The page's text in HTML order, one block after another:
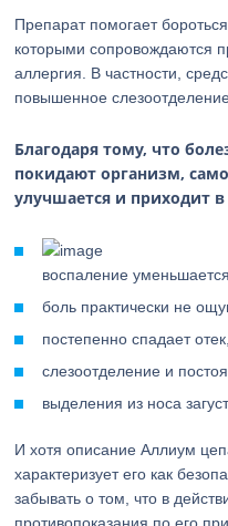
Препарат помогает
которыми сопровождаются
аллергия. В частности,
повышенное
Благодаря тому, что
покидают организм,
улучшается и приходит
воспаление
боль практически не
постепенно спадает
слезоотделение и
выделения из носа
И хотя описание Аллиум
характеризует его как
забывать о том, что в